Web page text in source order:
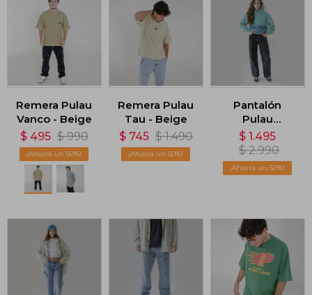
Remera Pulau
Vanco - Beige
$ 495 $ 990
50
Remera Pulau
Tau - Beige
$ 745 $ 1.490
50
Pantalón
Pulau
Gabardina SK8
Dama - Negro
$ 1.495
$ 2.990
50